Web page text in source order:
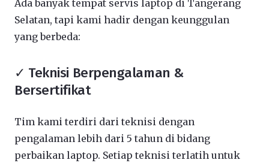
Ada banyak tempat servis laptop di Tangerang
Selatan, tapi kami hadir dengan keunggulan
yang berbeda:
✓ Teknisi Berpengalaman &
Bersertifikat
Tim kami terdiri dari teknisi dengan
pengalaman lebih dari 5 tahun di bidang
perbaikan laptop. Setiap teknisi terlatih untuk